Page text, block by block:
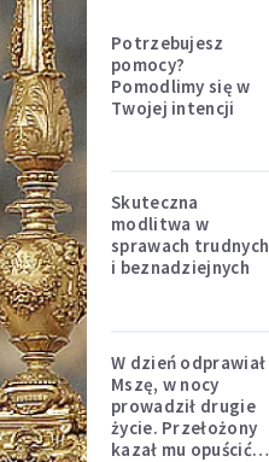
Potrzebujesz
pomocy?
Pomodlimy się w
Twojej intencji
Skuteczna
modlitwa w
sprawach trudnych
i beznadziejnych
W dzień odprawiał
Mszę, w nocy
prowadził drugie
życie. Przełożony
kazał mu opuścić